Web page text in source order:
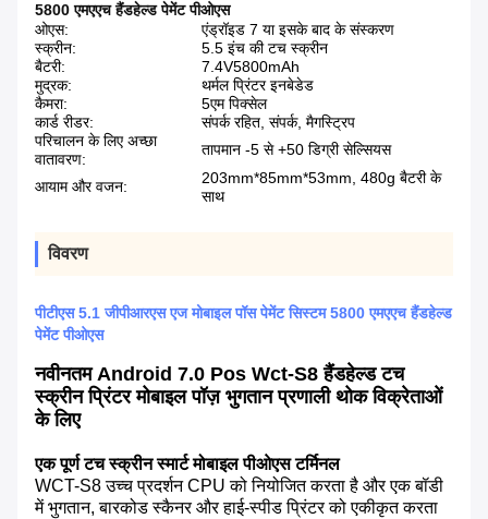
5800 एमएएच हैंडहेल्ड पेमेंट पीओएस
ओएस:
एंड्रॉइड 7 या इसके बाद के संस्करण
स्क्रीन:
5.5 इंच की टच स्क्रीन
बैटरी:
7.4V5800mAh
मुद्रक:
थर्मल प्रिंटर इनबेडेड
कैमरा:
5एम पिक्सेल
कार्ड रीडर:
संपर्क रहित, संपर्क, मैगस्ट्रिप
परिचालन के लिए अच्छा
वातावरण:
तापमान -5 से +50 डिग्री सेल्सियस
आयाम और वजन:
203mm*85mm*53mm, 480g बैटरी के
साथ
विवरण
पीटीएस 5.1 जीपीआरएस एज मोबाइल पॉस पेमेंट सिस्टम 5800 एमएएच हैंडहेल्ड
पेमेंट पीओएस
नवीनतम Android 7.0 Pos Wct-S8 हैंडहेल्ड टच
स्क्रीन प्रिंटर मोबाइल पॉज़ भुगतान प्रणाली थोक विक्रेताओं
के लिए
एक पूर्ण टच स्क्रीन स्मार्ट मोबाइल पीओएस टर्मिनल
WCT-S8 उच्च प्रदर्शन CPU को नियोजित करता है और एक बॉडी
में भुगतान, बारकोड स्कैनर और हाई-स्पीड प्रिंटर को एकीकृत करता